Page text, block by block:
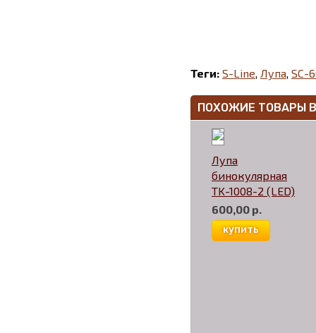
Теги: S-Line, Лупа, SC-
ПОХОЖИЕ ТОВАРЫ
Лупа
бинокулярная
TK-1008-2 (LED)
600,00 р.
купить